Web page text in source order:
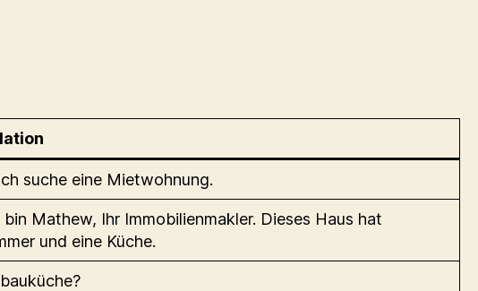
suche eine Mietwohnung.
Mathew, Ihr Immobilienmakler. Dieses Haus hat
und eine Küche.